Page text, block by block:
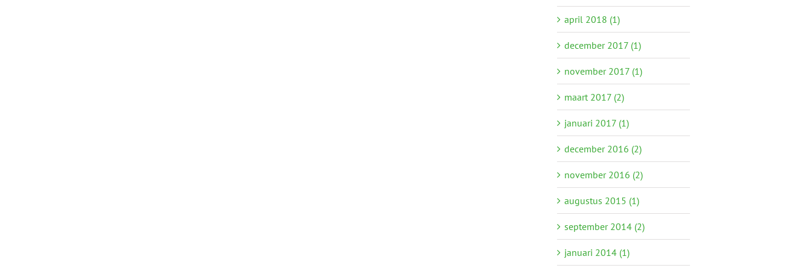
april 2018 (1)
december 2017 (1)
november 2017 (1)
maart 2017 (2)
januari 2017 (1)
december 2016 (2)
november 2016 (2)
augustus 2015 (1)
september 2014 (2)
januari 2014 (1)